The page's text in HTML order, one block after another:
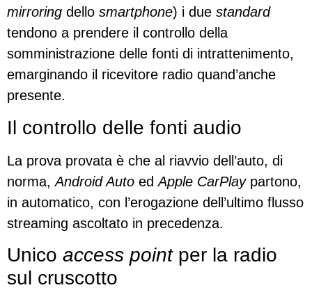
mirroring dello smartphone) i due standard
tendono a prendere il controllo della
somministrazione delle fonti di intrattenimento,
emarginando il ricevitore radio quand’anche
presente.
Il controllo delle fonti audio
La prova provata è che al riavvio dell’auto, di
norma,Android Auto edApple CarPlaypartono,
in automatico, con l’erogazione dell’ultimo flusso
streaming ascoltato in precedenza.
Unico access pointper la radio
sul cruscotto